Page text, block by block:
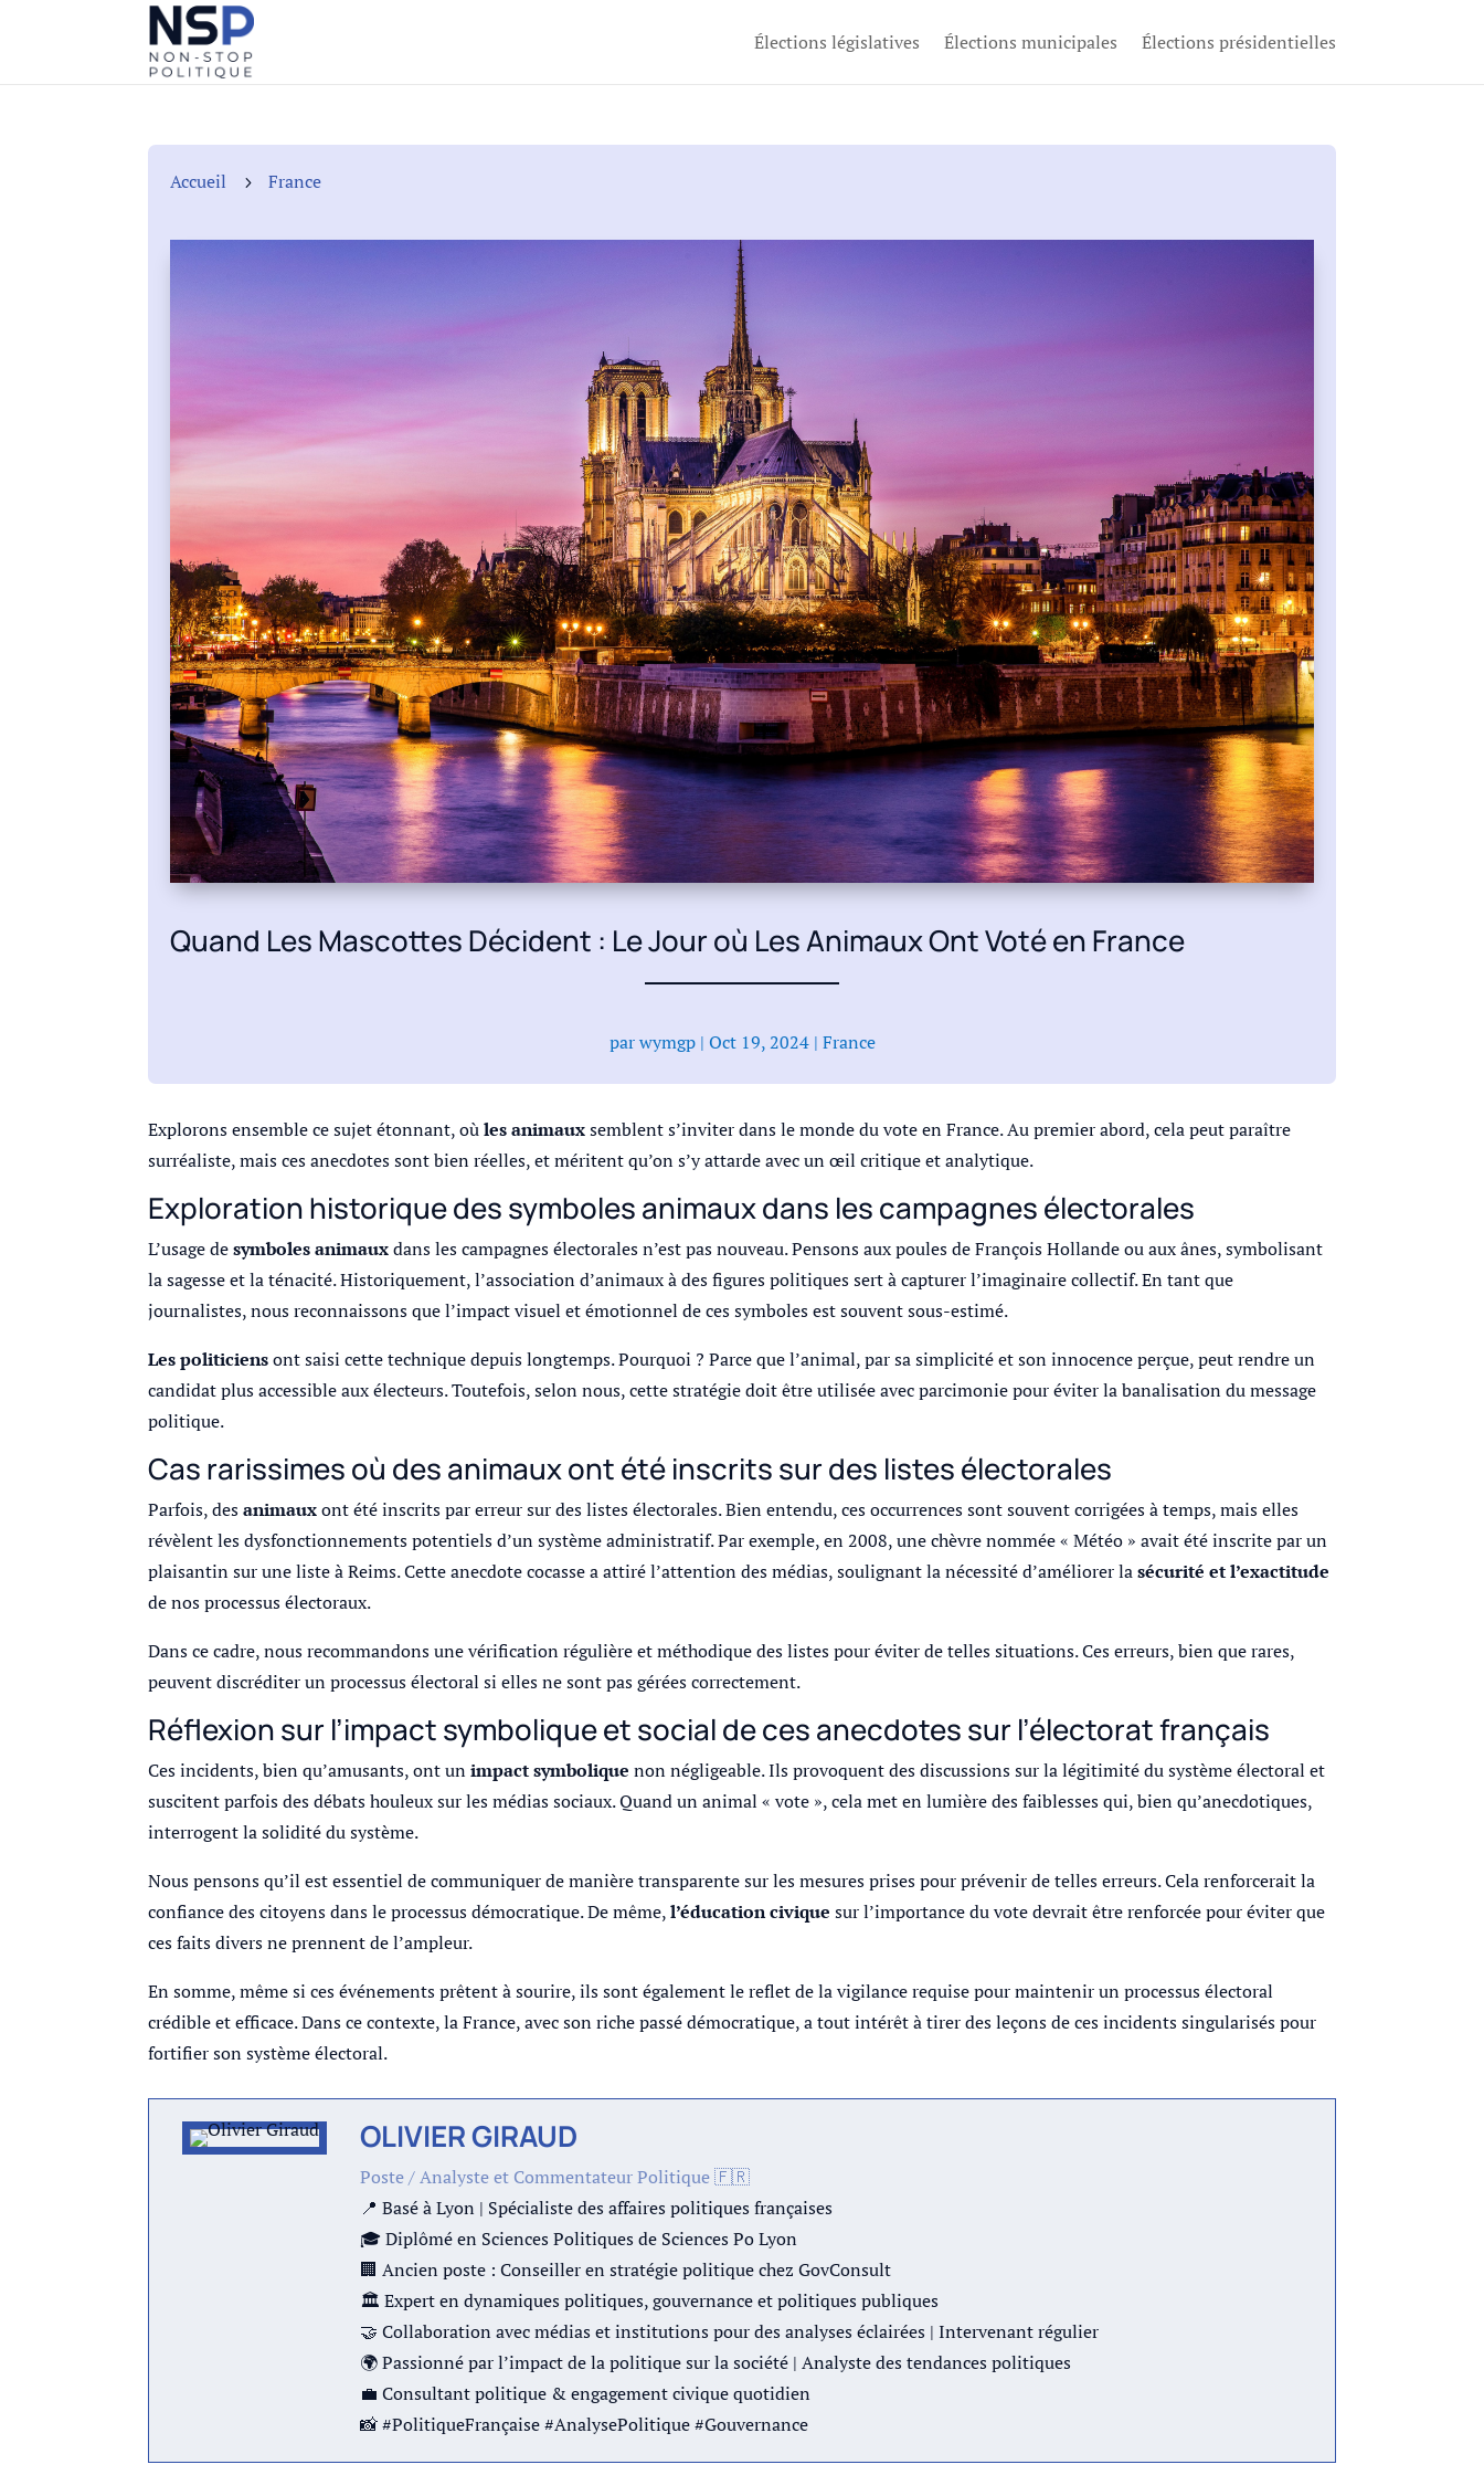
Élections législatives Élections municipales Élections présidentielles
Accueil 5 France
Quand Les Mascottes Décident : Le Jour où Les Animaux Ont Voté en France
parwymgp| Oct 19, 2024| France
Explorons ensemble ce sujet étonnant, oùles animauxsemblent s’inviter dans le monde du vote en France. Au premier abord, cela peut paraître
surréaliste, mais ces anecdotes sont bien réelles, et méritent qu’on s’y attarde avec un œil critique et analytique.
Exploration historique des symboles animaux dans les campagnes électorales
L’usage desymboles animauxdans les campagnes électorales n’est pas nouveau. Pensons aux poules de François Hollande ou aux ânes, symbolisant
la sagesse et la ténacité. Historiquement, l’association d’animaux à des figures politiques sert à capturer l’imaginaire collectif. En tant que
journalistes, nous reconnaissons que l’impact visuel et émotionnel de ces symboles est souvent sous-estimé.
Les politiciensont saisi cette technique depuis longtemps. Pourquoi ? Parce que l’animal, par sa simplicité et son innocence perçue, peut rendre un
candidat plus accessible aux électeurs. Toutefois, selon nous, cette stratégie doit être utilisée avec parcimonie pour éviter la banalisation du message
politique.
Cas rarissimes où des animaux ont été inscrits sur des listes électorales
Parfois, desanimauxont été inscrits par erreur sur des listes électorales. Bien entendu, ces occurrences sont souvent corrigées à temps, mais elles
révèlent les dysfonctionnements potentiels d’un système administratif. Par exemple, en 2008, une chèvre nommée « Météo » avait été inscrite par un
plaisantin sur une liste à Reims. Cette anecdote cocasse a attiré l’attention des médias, soulignant la nécessité d’améliorer lasécurité et l’exactitude
de nos processus électoraux.
Dans ce cadre, nous recommandons une vérification régulière et méthodique des listes pour éviter de telles situations. Ces erreurs, bien que rares,
peuvent discréditer un processus électoral si elles ne sont pas gérées correctement.
Réflexion sur l’impact symbolique et social de ces anecdotes sur l’électorat français
Ces incidents, bien qu’amusants, ont unimpact symbolique non négligeable. Ils provoquent des discussions sur la légitimité du système électoral et
suscitent parfois des débats houleux sur les médias sociaux. Quand un animal « vote », cela met en lumière des faiblesses qui, bien qu’anecdotiques,
interrogent la solidité du système.
Nous pensons qu’il est essentiel de communiquer de manière transparente sur les mesures prises pour prévenir de telles erreurs. Cela renforcerait la
confiance des citoyens dans le processus démocratique. De même,l’éducation civique sur l’importance du vote devrait être renforcée pour éviter que
ces faits divers ne prennent de l’ampleur.
En somme, même si ces événements prêtent à sourire, ils sont également le reflet de la vigilance requise pour maintenir un processus électoral
crédible et efficace. Dans ce contexte, la France, avec son riche passé démocratique, a tout intérêt à tirer des leçons de ces incidents singularisés pour
fortifier son système électoral.
OLIVIER GIRAUD
Poste / Analyste et Commentateur Politique 🇫🇷
📍 Basé à Lyon | Spécialiste des affaires politiques françaises
🎓 Diplômé en Sciences Politiques de Sciences Po Lyon
🏢 Ancien poste : Conseiller en stratégie politique chez GovConsult
🏛 Expert en dynamiques politiques, gouvernance et politiques publiques
🤝 Collaboration avec médias et institutions pour des analyses éclairées | Intervenant régulier
🌍 Passionné par l’impact de la politique sur la société | Analyste des tendances politiques
💼 Consultant politique & engagement civique quotidien
📸 #PolitiqueFrançaise #AnalysePolitique #Gouvernance